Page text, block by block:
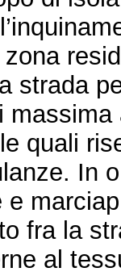
strada
quali
In
e
fra la
al